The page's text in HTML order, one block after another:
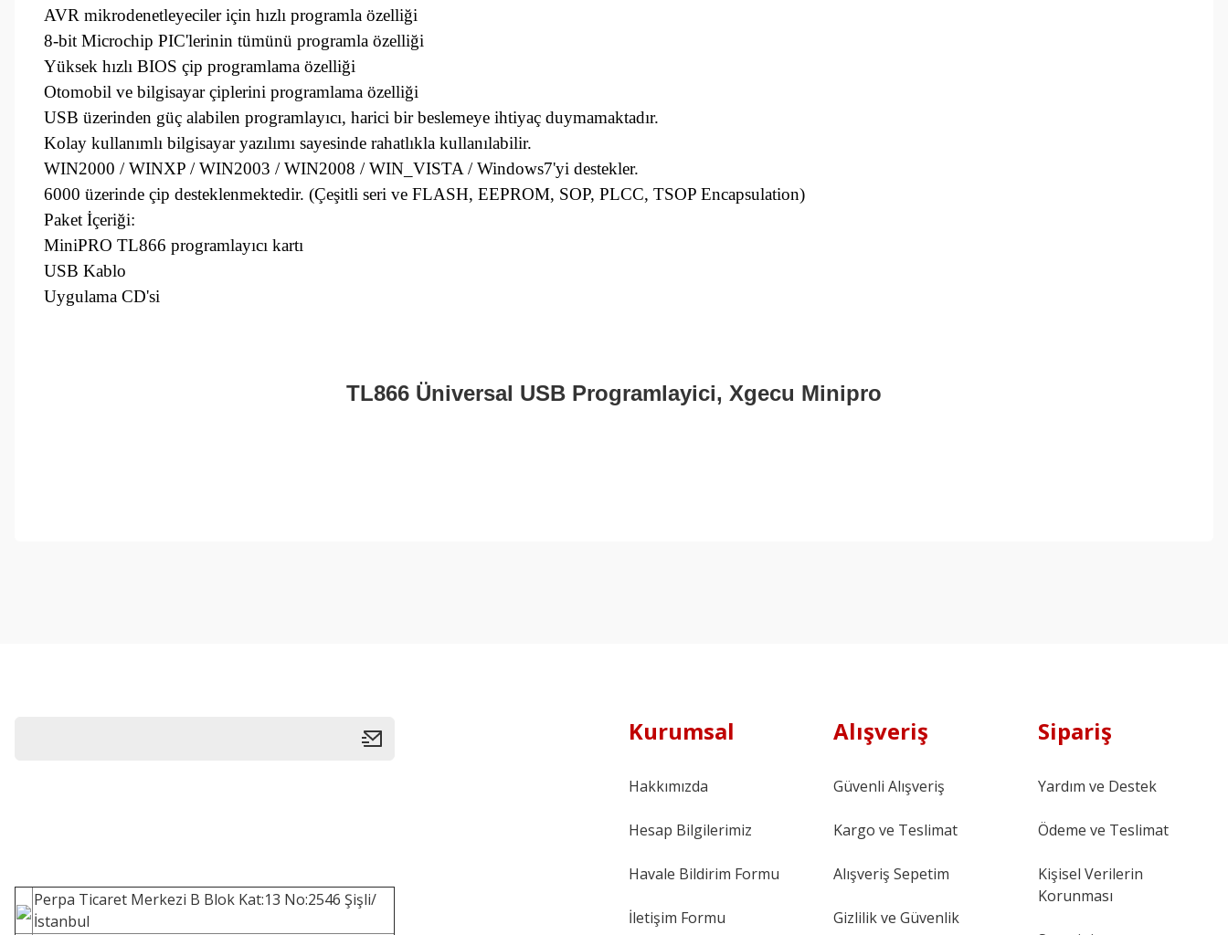
AVR mikrodenetleyeciler için hızlı programla özelliği
8-bit Microchip PIC'lerinin tümünü programla özelliği
Yüksek hızlı BIOS çip programlama özelliği
Otomobil ve bilgisayar çiplerini programlama özelliği
USB üzerinden güç alabilen programlayıcı, harici bir beslemeye ihtiyaç duymamaktadır.
Kolay kullanımlı bilgisayar yazılımı sayesinde rahatlıkla kullanılabilir.
WIN2000 / WINXP / WIN2003 / WIN2008 / WIN_VISTA / Windows7'yi destekler.
6000 üzerinde çip desteklenmektedir. (Çeşitli seri ve FLASH, EEPROM, SOP, PLCC, TSOP Encapsulation)
Paket İçeriği:
MiniPRO TL866 programlayıcı kartı
USB Kablo
Uygulama CD'si
TL866 Üniversal USB Programlayici, Xgecu Minipro
Perpa Ticaret Merkezi B Blok Kat:13 No:2546 Şişli/
İstanbul
Kurumsal
Hakkımızda
Hesap Bilgilerimiz
Havale Bildirim Formu
İletişim Formu
Alışveriş
Güvenli Alışveriş
Kargo ve Teslimat
Alışveriş Sepetim
Gizlilik ve Güvenlik
Sipariş
Yardım ve Destek
Ödeme ve Teslimat
Kişisel Verilerin
Korunması